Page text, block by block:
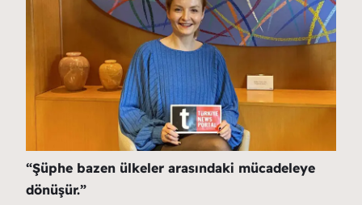
“Şüphe bazen ülkeler arasındaki mücadeleye
dönüşür.”